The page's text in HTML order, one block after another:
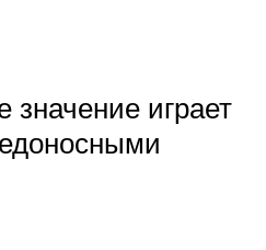
играет